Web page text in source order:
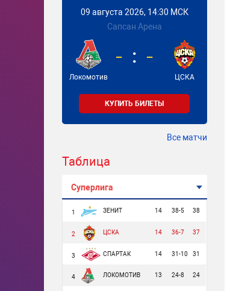
09 августа 2026, 14:30 МСК
Сапсан Арена
Локомотив
- -
ЦСКА
КУПИТЬ БИЛЕТЫ
Все матчи
Таблица
Суперлига
1 ЗЕНИТ 14 38-5 38
2 ЦСКА 14 36-7 37
3 СПАРТАК 14 31-10 31
4 ЛОКОМОТИВ 13 24-8 24